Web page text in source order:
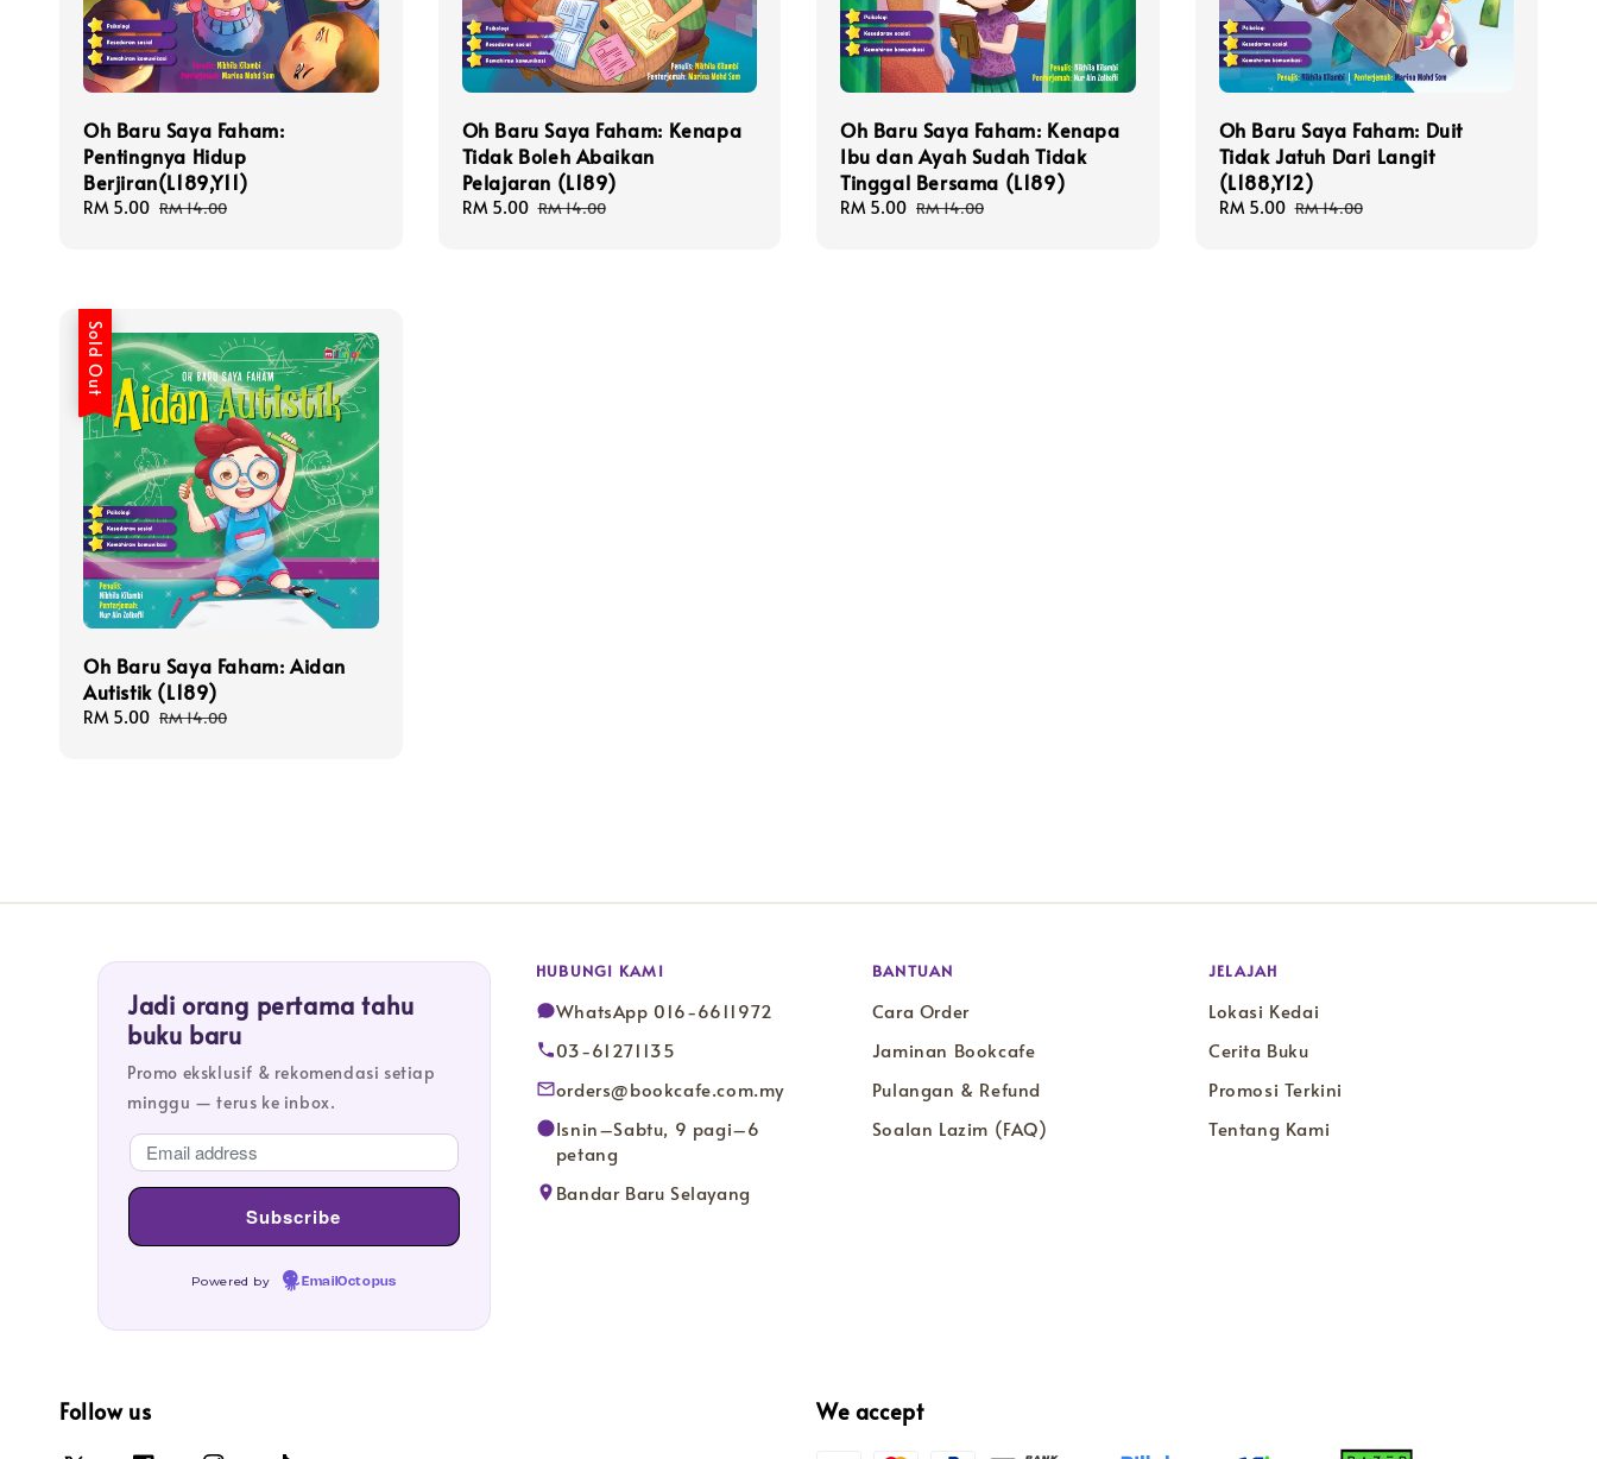
Oh Baru Saya Faham:
Pentingnya Hidup
Berjiran(L189,Y11)
Sale
RM 5.00 Regular
RM 14.00
Oh Baru Saya Faham: Kenapa
Tidak Boleh Abaikan
Pelajaran (L189)
Sale
RM 5.00 Regular
RM 14.00
Oh Baru Saya Faham: Kenapa
Ibu dan Ayah Sudah Tidak
Tinggal Bersama (L189)
Sale
RM 5.00 Regular
RM 14.00
Oh Baru Saya Faham: Duit
Tidak Jatuh Dari Langit
(L188,Y12)
Sale
RM 5.00 Regular
RM 14.00
Sold Out
Oh Baru Saya Faham: Aidan
Autistik (L189)
Sale
RM 5.00 Regular
RM 14.00
Jadi orang pertama tahu
buku baru
Promo eksklusif & rekomendasi setiap
minggu — terus ke inbox.
Powered by EmailOctopus
HUBUNGI KAMI
WhatsApp 016-6611972
03-61271135
orders@bookcafe.com.my
Isnin–Sabtu, 9 pagi–6
petang
Bandar Baru Selayang
BANTUAN
Cara Order
Jaminan Bookcafe
Pulangan & Refund
Soalan Lazim (FAQ)
JELAJAH
Lokasi Kedai
Cerita Buku
Promosi Terkini
Tentang Kami
Follow us We accept